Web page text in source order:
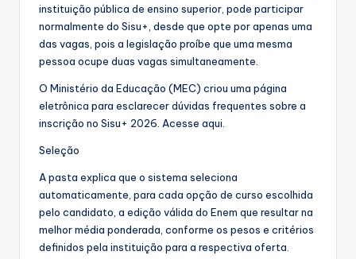
instituição pública de ensino superior, pode participar
normalmente do Sisu+, desde que opte por apenas uma
das vagas, pois a legislação proíbe que uma mesma
pessoa ocupe duas vagas simultaneamente.
O Ministério da Educação (MEC) criou uma página
eletrônica para esclarecer dúvidas frequentes sobre a
inscrição no Sisu+ 2026. Acesse aqui.
Seleção
A pasta explica que o sistema seleciona
automaticamente, para cada opção de curso escolhida
pelo candidato, a edição válida do Enem que resultar na
melhor média ponderada, conforme os pesos e critérios
definidos pela instituição para a respectiva oferta.